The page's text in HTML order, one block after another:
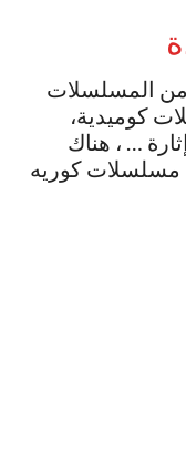
من حسن حظنا أن تشكيلة 2022 من المسلسلات
كوميدية،
… ، هناك
مسلسلات كوريه